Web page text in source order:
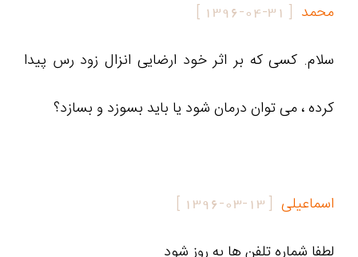
محمد [
1396-04-31
]
سلام. کسی که بر اثر خود ارضایی انزال زود رس پیدا
کرده ، می توان درمان شود یا باید بسوزد و بسازد؟
اسماعیلی [
1396-03-13
]
لطفا شماره تلفن ها به روز شود